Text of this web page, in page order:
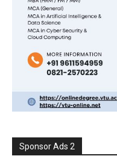
Sponsor Ads 2